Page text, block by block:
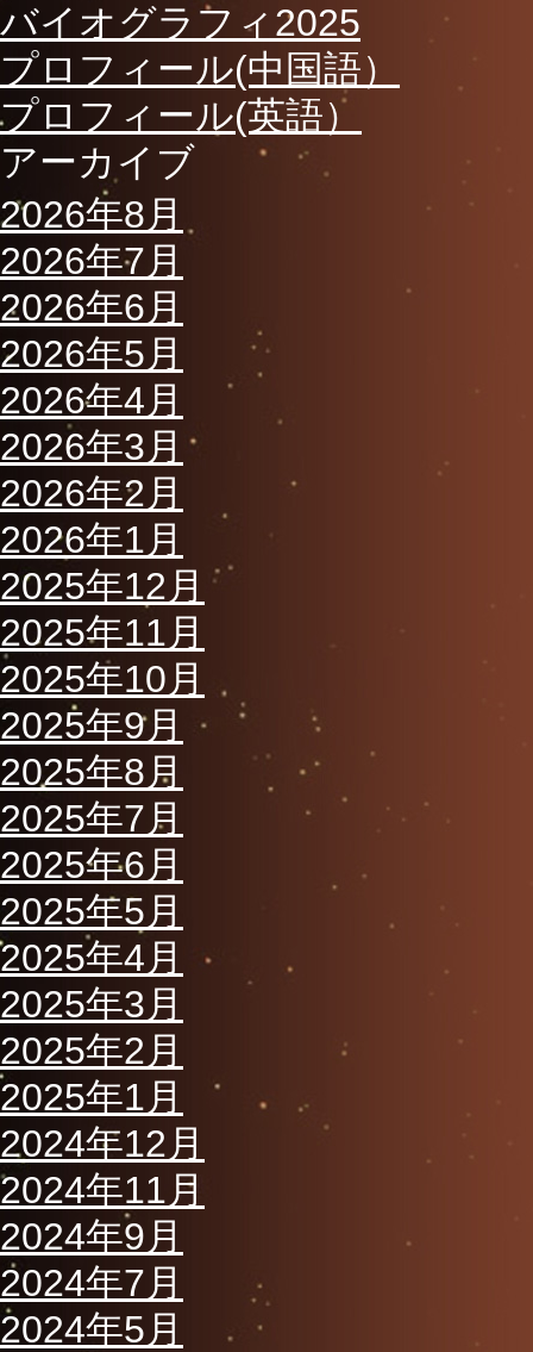
バイオグラフィ2025
プロフィール(中国語）
プロフィール(英語）
アーカイブ
2026年8月
2026年7月
2026年6月
2026年5月
2026年4月
2026年3月
2026年2月
2026年1月
2025年12月
2025年11月
2025年10月
2025年9月
2025年8月
2025年7月
2025年6月
2025年5月
2025年4月
2025年3月
2025年2月
2025年1月
2024年12月
2024年11月
2024年9月
2024年7月
2024年5月